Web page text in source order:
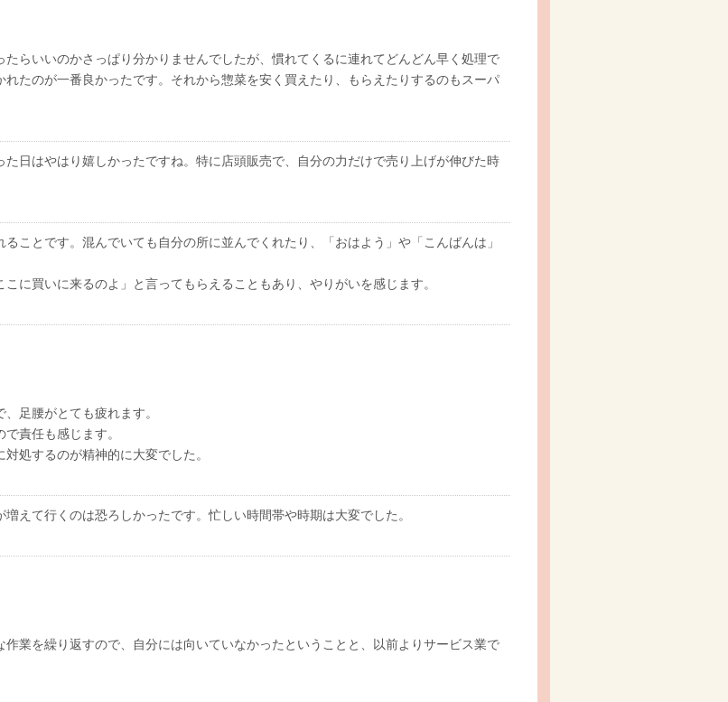
らいいのかさっぱり分かりませんでしたが、慣れてくるに連れてどんどん早く処理で
たのが一番良かったです。それから惣菜を安く買えたり、もらえたりするのもスーパ
日はやはり嬉しかったですね。特に店頭販売で、自分の力だけで売り上げが伸びた時
ことです。混んでいても自分の所に並んでくれたり、「おはよう」や「こんばんは」
に買いに来るのよ」と言ってもらえることもあり、やりがいを感じます。
足腰がとても疲れます。
責任も感じます。
処するのが精神的に大変でした。
えて行くのは恐ろしかったです。忙しい時間帯や時期は大変でした。
業を繰り返すので、自分には向いていなかったということと、以前よりサービス業で